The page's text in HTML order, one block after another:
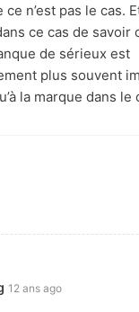
ce n’est pas le cas.
ce cas de savoir
de sérieux est
plus souvent
la marque dans le
12 ans ago